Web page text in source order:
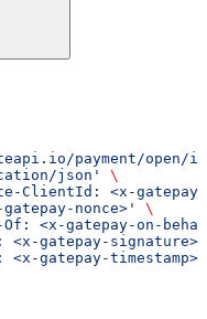
payment/open/
json'
\
ClientId: <x-
nonce>'
\
Of: <x-gatepay-on-
<x-gatepay-signature>'
<x-gatepay-timestamp>'